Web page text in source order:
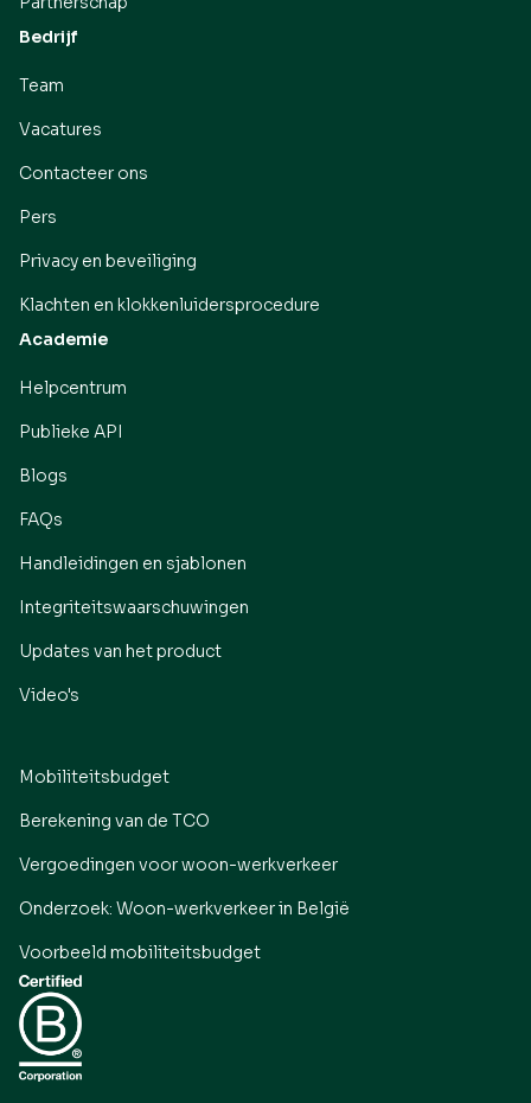
Bedrijf
Team
Vacatures
Contacteer ons
Pers
Privacy en beveiliging
Klachten en klokkenluidersprocedure
Academie
Helpcentrum
Publieke API
Blogs
FAQs
Handleidingen en sjablonen
Integriteitswaarschuwingen
Updates van het product
Video's
Mobiliteitsbudget
Berekening van de TCO
Vergoedingen voor woon-werkverkeer
Onderzoek: Woon-werkverkeer in België
Voorbeeld mobiliteitsbudget